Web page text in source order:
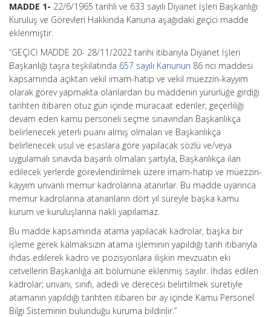
MADDE 1- 22/6/1965 tarihli ve 633 sayılı Diyanet İşleri Başkanlığı
Kuruluş ve Görevleri Hakkında Kanuna aşağıdaki geçici madde
eklenmiştir.
“GEÇİCİ MADDE 20- 28/11/2022 tarihi itibarıyla Diyanet İşleri
Başkanlığı taşra teşkilatında 657 sayılı Kanunun 86 ncı maddesi
kapsamında açıktan vekil imam-hatip ve vekil müezzin-kayyım
olarak görev yapmakta olanlardan bu maddenin yürürlüğe girdiği
tarihten itibaren otuz gün içinde müracaat edenler, geçerliliği
devam eden kamu personeli seçme sınavından Başkanlıkça
belirlenecek yeterli puanı almış olmaları ve Başkanlıkça
belirlenecek usul ve esaslara göre yapılacak sözlü ve/veya
uygulamalı sınavda başarılı olmaları şartıyla, Başkanlıkça ilan
edilecek yerlerde görevlendirilmek üzere imam-hatip ve müezzin-
kayyım unvanlı memur kadrolarına atanırlar. Bu madde uyarınca
memur kadrolarına atananların dört yıl süreyle başka kamu
kurum ve kuruluşlarına nakli yapılamaz.
Bu madde kapsamında atama yapılacak kadrolar, başka bir
işleme gerek kalmaksızın atama işleminin yapıldığı tarih itibarıyla
ihdas edilerek kadro ve pozisyonlara ilişkin mevzuatın eki
cetvellerin Başkanlığa ait bölümüne eklenmiş sayılır. İhdas edilen
kadrolar; unvanı, sınıfı, adedi ve derecesi belirtilmek suretiyle
atamanın yapıldığı tarihten itibaren bir ay içinde Kamu Personel
Bilgi Sisteminin bulunduğu kuruma bildirilir.”